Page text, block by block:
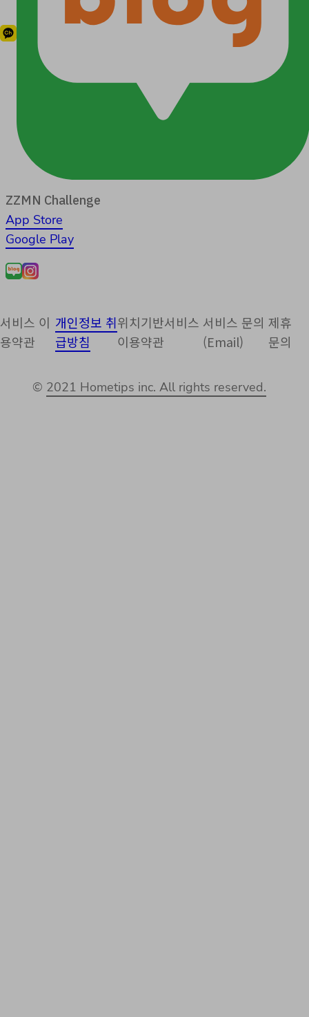
ZZMN Challenge
App Store
Google Play
서비스 이
용약관
개인정보 취
급방침
위치기반서비스
이용약관
서비스 문의
(Email)
제휴
문의
© 2021 Hometips inc. All rights reserved.